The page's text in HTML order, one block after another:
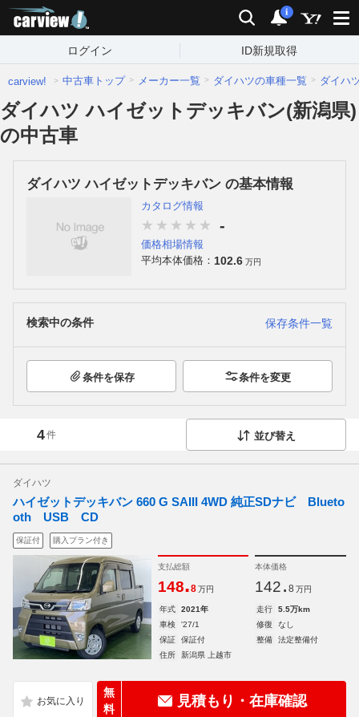
検索 通知
i
ログイン ID新規取得
carview! 中古車トップ メーカー一覧 ダイハツの車種一覧 ダイハ
ダイハツ ハイゼットデッキバン(新潟県)
の中古車
ダイハツ ハイゼットデッキバン の基本情報
カタログ情報
-
価格相場情報
平均本体価格： 102.6 万円
検索中の条件 保存条件一覧
条件を保存 条件を変更
4件 並び替え
ダイハツ
ハイゼットデッキバン 660 G SAIII 4WD 純正SDナビ Blueto
oth USB CD
保証付 購入プラン付き
支払総額
148.8 万円
本体価格
142. 8 万円
年式 2021年 走行
5.5万km
車検
'27/1 修復
なし
保証
保証付 整備
法定整備付
住所
新潟県 上越市
無
料
見積もり・在庫確認